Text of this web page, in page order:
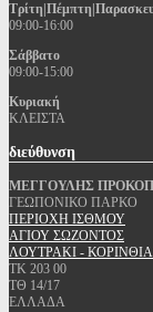
09:00-16:00
Σάββατο
09:00-15:00
Κυριακή
ΚΛΕΙΣΤΑ
διεύθυνση
ΜΕΓΓΟΥΛΗΣ
ΓΕΩΠΟΝΙΚΟ ΠΑΡΚΟ
ΠΕΡΙΟΧΗ ΙΣΘΜΟΥ
ΑΓΙΟΥ ΣΩΖΟΝΤΟΣ
ΛΟΥΤΡΑΚΙ -
ΤΚ 203 00
ΤΘ 14/17
ΕΛΛΑΔΑ